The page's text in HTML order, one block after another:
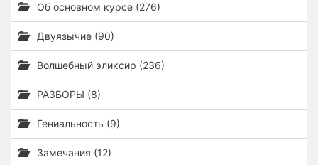
Об основном курсе (276)
Двуязычие (90)
Волшебный эликсир (236)
РАЗБОРЫ (8)
Гениальность (9)
Замечания (12)